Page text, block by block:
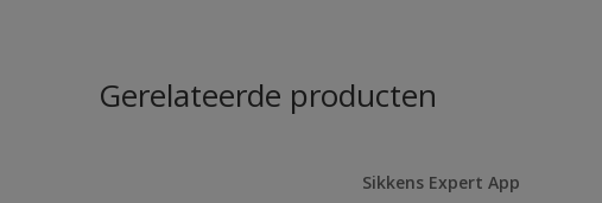
Gerelateerde producten
Sikkens Expert App